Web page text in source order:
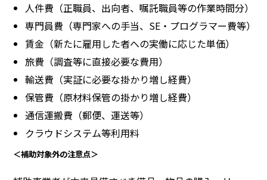
人件費（正職員、出向者、嘱託職員等の作業時間分）
専門員費（専門家への手当、SE・プログラマー費等）
賃金（新たに雇用した者への実働に応じた単価）
旅費（調査等に直接必要な費用）
輸送費（実証に必要な掛かり増し経費）
保管費（原材料保管の掛かり増し経費）
通信運搬費（郵便、運送等）
クラウドシステム等利用料
＜補助対象外の注意点＞